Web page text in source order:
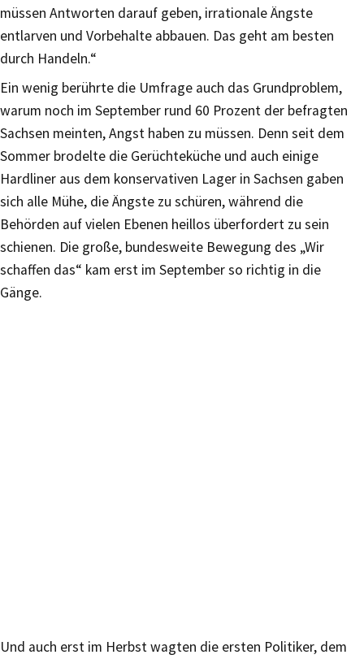
müssen Antworten darauf geben, irrationale Ängste
entlarven und Vorbehalte abbauen. Das geht am besten
durch Handeln.“
Ein wenig berührte die Umfrage auch das Grundproblem,
warum noch im September rund 60 Prozent der befragten
Sachsen meinten, Angst haben zu müssen. Denn seit dem
Sommer brodelte die Gerüchteküche und auch einige
Hardliner aus dem konservativen Lager in Sachsen gaben
sich alle Mühe, die Ängste zu schüren, während die
Behörden auf vielen Ebenen heillos überfordert zu sein
schienen. Die große, bundesweite Bewegung des „Wir
schaffen das“ kam erst im September so richtig in die
Gänge.
Und auch erst im Herbst wagten die ersten Politiker, dem